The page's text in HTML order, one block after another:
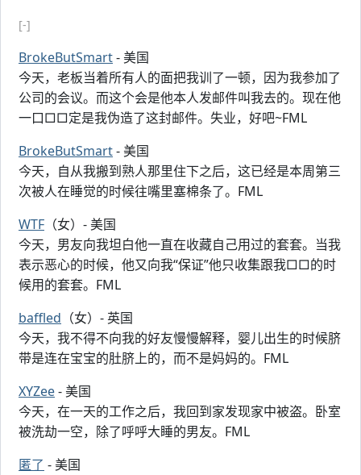
[-]
BrokeButSmart- 美国
今天，老板当着所有人的面把我训了一顿，因为我参加了
公司的会议。而这个会是他本人发邮件叫我去的。现在他
一口□□定是我伪造了这封邮件。失业，好吧~FML
BrokeButSmart- 美国
今天，自从我搬到熟人那里住下之后，这已经是本周第三
次被人在睡觉的时候往嘴里塞棉条了。FML
WTF （女）- 美国
今天，男友向我坦白他一直在收藏自己用过的套套。当我
表示恶心的时候，他又向我“保证”他只收集跟我□□的时
候用的套套。FML
baffled （女）- 英国
今天，我不得不向我的好友慢慢解释，婴儿出生的时候脐
带是连在宝宝的肚脐上的，而不是妈妈的。FML
XYZee- 美国
今天，在一天的工作之后，我回到家发现家中被盗。卧室
被洗劫一空，除了呼呼大睡的男友。FML
匿了 - 美国